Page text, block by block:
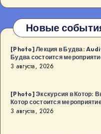
Новые
[Photo] Лекция в Будва:
Будва состоится
3 августа, 2026
[Photo] Экскурсия в Котор:
Котор состоится
3 августа, 2026